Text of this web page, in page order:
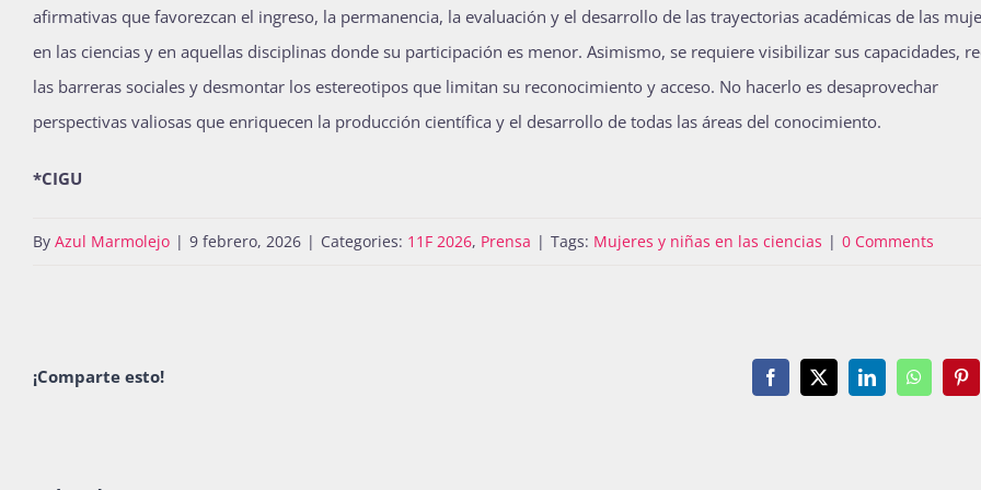
afirmativas que favorezcan el ingreso, la permanencia, la evaluación y el desarrollo de las trayectorias académicas de las
en las ciencias y en aquellas disciplinas donde su participación es menor. Asimismo, se requiere visibilizar sus capacidades,
las barreras sociales y desmontar los estereotipos que limitan su reconocimiento y acceso. No hacerlo es desaprovechar
perspectivas valiosas que enriquecen la producción científica y el desarrollo de todas las áreas del conocimiento.
*CIGU
By Azul Marmolejo | 9 febrero, 2026 | Categories: 11F 2026, Prensa | Tags: Mujeres y niñas en las ciencias | 0 Comments
¡Comparte esto! Facebook
X LinkedInWhatsApp